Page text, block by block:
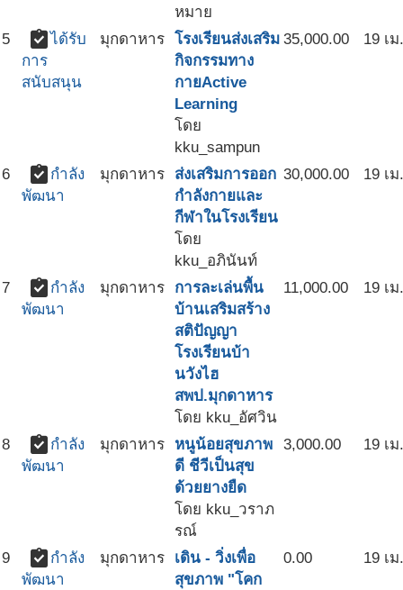
หมาย
5 assignment_turned_inได้รับ
การ
สนับสนุน
มุกดาหาร โรงเรียนส่งเสริม
กิจกรรมทาง
กายActive
Learning
โดย
kku_sampun
35,000.00 19 เ
6 assignment_turned_in กำลัง
พัฒนา
มุกดาหาร
ส่งเสริมการออก
กำลังกายและ
กีฬาในโรงเรียน
โดย
kku_อภินันท์
30,000.00 19 เ
7 assignment_turned_in กำลัง
พัฒนา
มุกดาหาร
การละเล่นพื้น
บ้านเสริมสร้าง
สติปัญญา
โรงเรียนบ้า
นวังไฮ
สพป.มุกดาหาร
โดย kku_อัศวิน
11,000.00 19 เ
8 assignment_turned_in กำลัง
พัฒนา
มุกดาหาร
หนูน้อยสุขภาพ
ดี ชีวีเป็นสุข
ด้วยยางยืด
โดย kku_วราภ
รณ์
3,000.00 19 เ
9 assignment_turned_in กำลัง
พัฒนา
มุกดาหาร
เดิน - วิ่งเพื่อ
สุขภาพ "โคก
0.00 19 เ